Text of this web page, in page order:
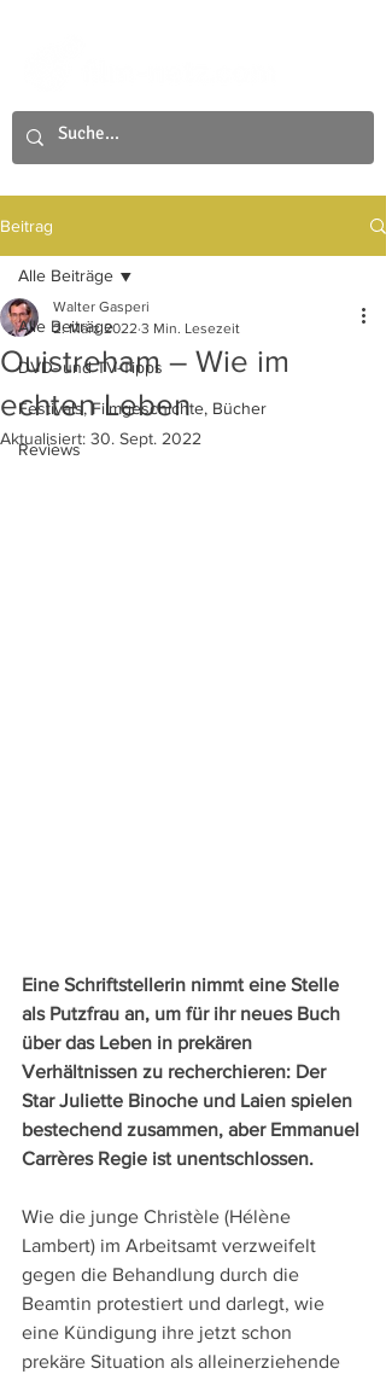
Beitrag
Alle Beiträge
DVD- und TV-Tipps
Festivals, Filmgeschichte, Bücher
Reviews
Alle Beiträge
Ouistreham – Wie im
echten Leben
Walter Gasperi
2. März 2022 3 Min. Lesezeit
Aktualisiert: 30. Sept. 2022
Eine Schriftstellerin nimmt eine Stelle
als Putzfrau an, um für ihr neues Buch
über das Leben in prekären
Verhältnissen zu recherchieren: Der
Star Juliette Binoche und Laien spielen
bestechend zusammen, aber Emmanuel
Carrères Regie ist unentschlossen.
Wie die junge Christèle (Hélène
Lambert) im Arbeitsamt verzweifelt
gegen die Behandlung durch die
Beamtin protestiert und darlegt, wie
eine Kündigung ihre jetzt schon
prekäre Situation als alleinerziehende